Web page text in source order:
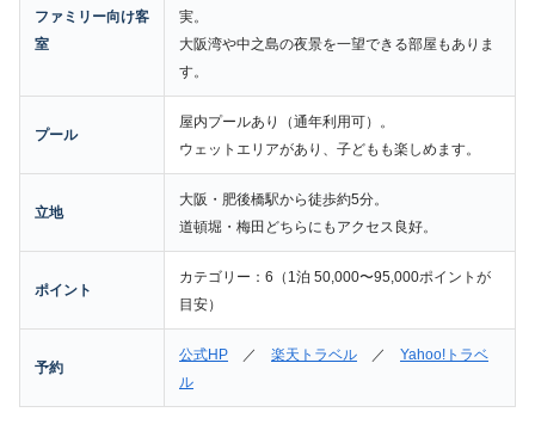
ファミリー向け客
室
実。
大阪湾や中之島の夜景を一望できる部屋もありま
す。
プール
屋内プールあり（通年利用可）。
ウェットエリアがあり、子どもも楽しめます。
立地
大阪・肥後橋駅から徒歩約5分。
道頓堀・梅田どちらにもアクセス良好。
ポイント
カテゴリー：6（1泊 50,000〜95,000ポイントが
目安）
予約
公式HP ／ 楽天トラベル ／ Yahoo!トラベ
ル